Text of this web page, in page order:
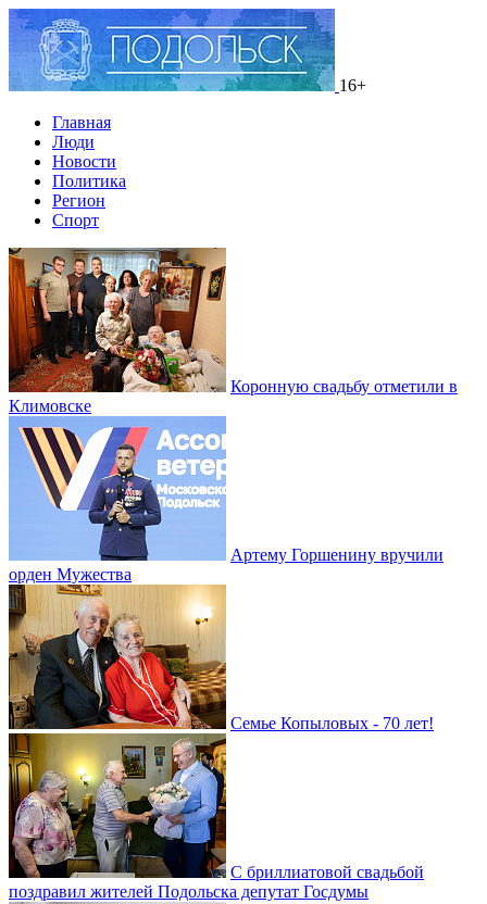
16+
Главная
Люди
Новости
Политика
Регион
Спорт
Коронную свадьбу отметили в
Климовске
Артему Горшенину вручили
орден Мужества
Семье Копыловых - 70 лет!
С бриллиатовой свадьбой
поздравил жителей Подольска депутат Госдумы